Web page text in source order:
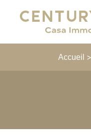
Main
Accueil >